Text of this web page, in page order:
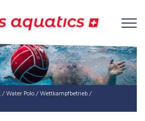
/Water Polo/Wett­kampf­be­trieb/